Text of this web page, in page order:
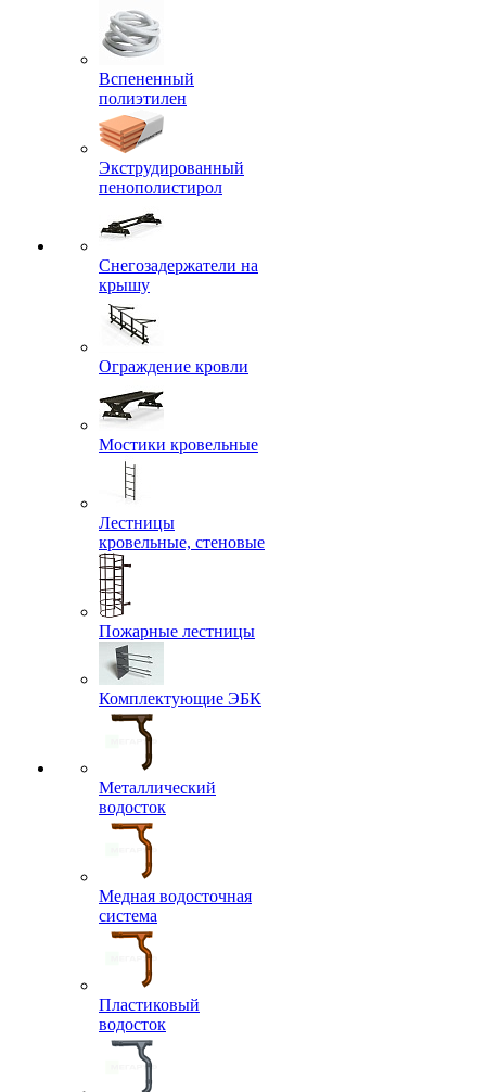
Вспененный
полиэтилен
Экструдированный
пенополистирол
Снегозадержатели на
крышу
Ограждение кровли
Мостики кровельные
Лестницы
кровельные, стеновые
Пожарные лестницы
Комплектующие ЭБК
Металлический
водосток
Медная водосточная
система
Пластиковый
водосток